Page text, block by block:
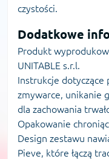
czystości.
Dodatkowe
Produkt
UNITABLE s.r.l.
Instrukcje dotyczące
zmywarce, unikanie
dla zachowania
Opakowanie
Design zestawu
Pieve, które łączą